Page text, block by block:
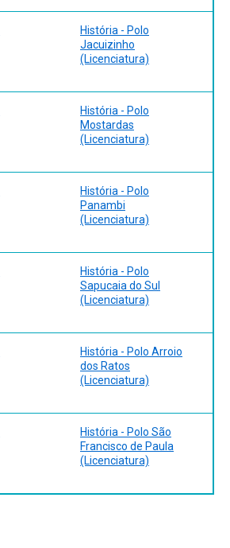
História - Polo
Jacuizinho
(Licenciatura)
História - Polo
Mostardas
(Licenciatura)
História - Polo
Panambi
(Licenciatura)
História - Polo
Sapucaia do Sul
(Licenciatura)
História - Polo Arroio
dos Ratos
(Licenciatura)
História - Polo São
Francisco de Paula
(Licenciatura)